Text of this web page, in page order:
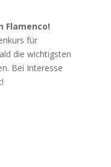
Flamenco!
für
die wichtigsten
Bei Interesse